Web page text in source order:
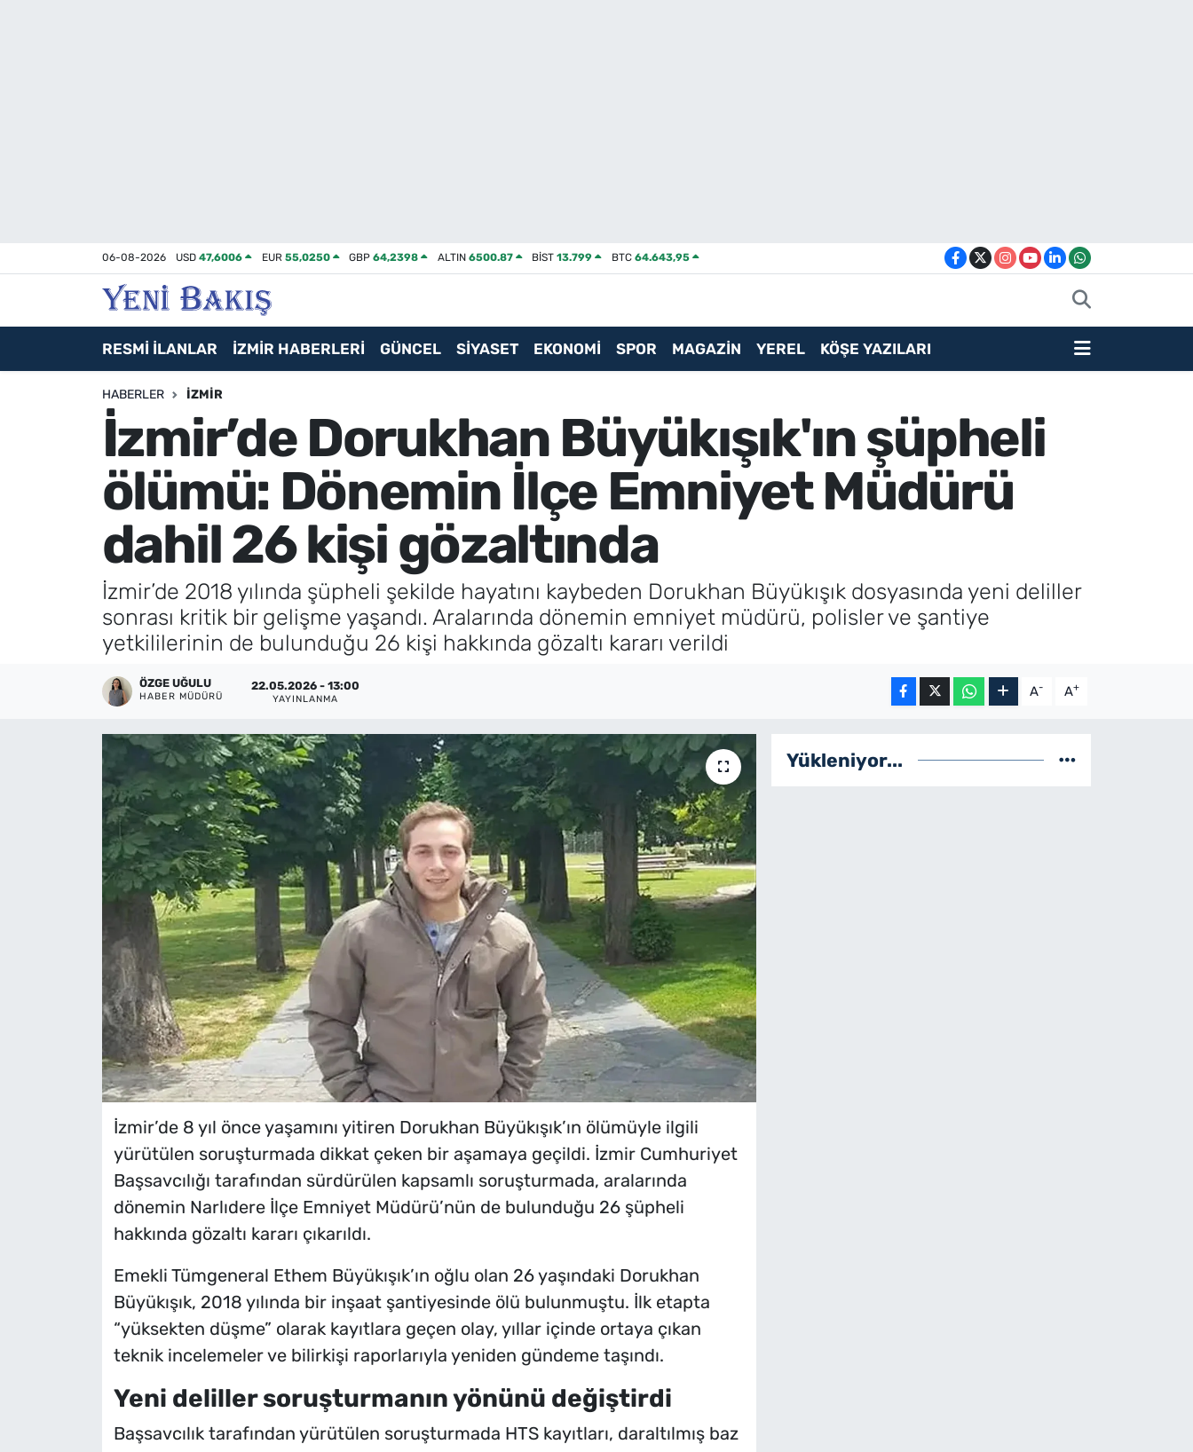
06-08-2026 USD47,6006 EUR 55,0250 GBP64,2398 ALTIN 6500.87 BİST13.799 BTC 64.643,95
RESMİ İLANLAR İZMİR HABERLERİ GÜNCEL SİYASET EKONOMİ SPOR MAGAZİN YEREL KÖŞE YAZILARI
HABERLER İZMIR
İzmir’de Dorukhan Büyükışık'ın şüpheli
ölümü: Dönemin İlçe Emniyet Müdürü
dahil 26 kişi gözaltında
İzmir’de 2018 yılında şüpheli şekilde hayatını kaybeden Dorukhan Büyükışık dosyasında yeni deliller
sonrası kritik bir gelişme yaşandı. Aralarında dönemin emniyet müdürü, polisler ve şantiye
yetkililerinin de bulunduğu 26 kişi hakkında gözaltı kararı verildi
ÖZGE UĞULU
HABER MÜDÜRÜ
22.05.2026 - 13:00
YAYINLANMA A- A+
İzmir’de 8 yıl önce yaşamını yitiren Dorukhan Büyükışık’ın ölümüyle ilgili
yürütülen soruşturmada dikkat çeken bir aşamaya geçildi. İzmir Cumhuriyet
Başsavcılığı tarafından sürdürülen kapsamlı soruşturmada, aralarında
dönemin Narlıdere İlçe Emniyet Müdürü’nün de bulunduğu 26 şüpheli
hakkında gözaltı kararı çıkarıldı.
Emekli Tümgeneral Ethem Büyükışık’ın oğlu olan 26 yaşındaki Dorukhan
Büyükışık, 2018 yılında bir inşaat şantiyesinde ölü bulunmuştu. İlk etapta
“yüksekten düşme” olarak kayıtlara geçen olay, yıllar içinde ortaya çıkan
teknik incelemeler ve bilirkişi raporlarıyla yeniden gündeme taşındı.
Yeni deliller soruşturmanın yönünü değiştirdi
Başsavcılık tarafından yürütülen soruşturmada HTS kayıtları, daraltılmış baz
Yükleniyor...
Asayiş / Polis-Adliye
Magazin